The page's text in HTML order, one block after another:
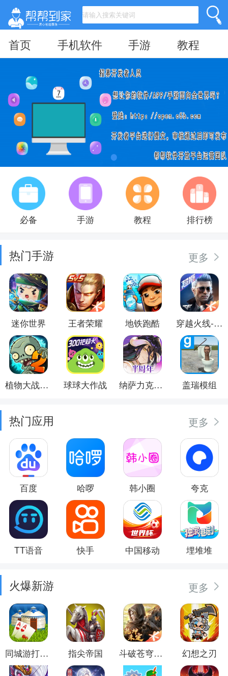
首页 手机软件 手游 教程
必备 手游 教程 排行榜
热门手游 更多
迷你世界 王者荣耀 地铁跑酷 穿越火线-枪战王者
植物大战僵尸2 球球大作战 纳萨力克之王 盖瑞模组
热门应用 更多
百度 哈啰 韩小圈 夸克
TT语音 快手 中国移动 埋堆堆
火爆新游 更多
同城游打大尖 指尖帝国 斗破苍穹：异火重燃 幻想之刃